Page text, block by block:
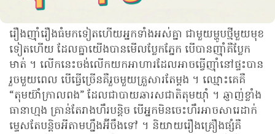
រឿងញ៉ាំរឿងធំមកទៀតហើយអ្នកទាំងអស់គ្នា ជាមួយម្ហូបថ្មីមួយមុខ
ទៀតហើយ ដែលគ្នាយើងបានមើលប្លែកភ្នែក បើបានញ៉ាំគឺប្លែក
មាត់ ។ លើកនេះចង់លើកយកអាហារដែលអាចធ្វើញ៉ាំនៅផ្ទះបាន
រួចមួយពេល បើធ្វើច្រើនគឺរួចមួយគ្រួសារតែម្ដង ។ ឈ្មោះគេគឺ
“តុមយ៊ាំក្រាលពង” ដែលជាបាយឆារសជាតិតុមយ៉ាំ ។ ឆ្ញាញ់ខ្លាំង
ធានាហ្មង គ្រាន់តែរាងហឹរបន្តិច បើអ្នកមិនចេះហឹរអាចសារេដាក់
ម្ទេសតែបន្តិចអីតាមហ្នឹងអ៊ីចឹងទៅ ។ និយាយរឿងគ្រឿងផ្សំគឺ